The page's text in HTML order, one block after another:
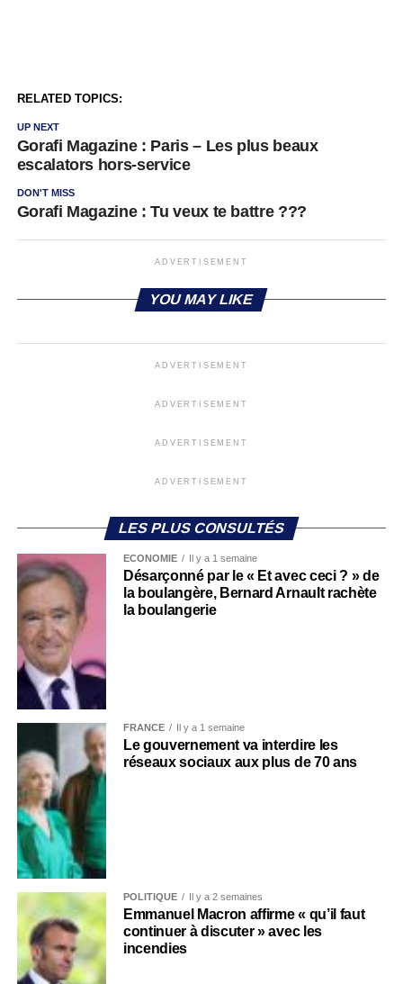
RELATED TOPICS:
UP NEXT
Gorafi Magazine : Paris – Les plus beaux
escalators hors-service
DON'T MISS
Gorafi Magazine : Tu veux te battre ???
ADVERTISEMENT
YOU MAY LIKE
ADVERTISEMENT
ADVERTISEMENT
ADVERTISEMENT
ADVERTISEMENT
LES PLUS CONSULTÉS
ECONOMIE Il y a 1 semaine
Désarçonné par le « Et avec ceci ? » de
la boulangère, Bernard Arnault rachète
la boulangerie
FRANCE Il y a 1 semaine
Le gouvernement va interdire les
réseaux sociaux aux plus de 70 ans
POLITIQUE Il y a 2 semaines
Emmanuel Macron affirme « qu’il faut
continuer à discuter » avec les
incendies